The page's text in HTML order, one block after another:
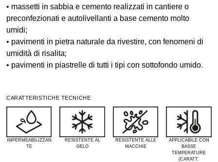
• massetti in sabbia e cemento realizzati in cantiere o
preconfezionati e autolivellanti a base cemento molto
umidi;
• pavimenti in pietra naturale da rivestire, con fenomeni di
umidità di risalita;
• pavimenti in piastrelle di tutti i tipi con sottofondo umido.
CARATTERISTICHE TECNICHE
IMPERMEABILIZZAN
TE
RESISTENTE AL
GELO
RESISTENTE ALLE
MACCHIE
APPLICABILE CON
BASSE
TEMPERATURE
(CARATT.